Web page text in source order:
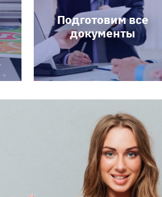
Подготовим все
документы